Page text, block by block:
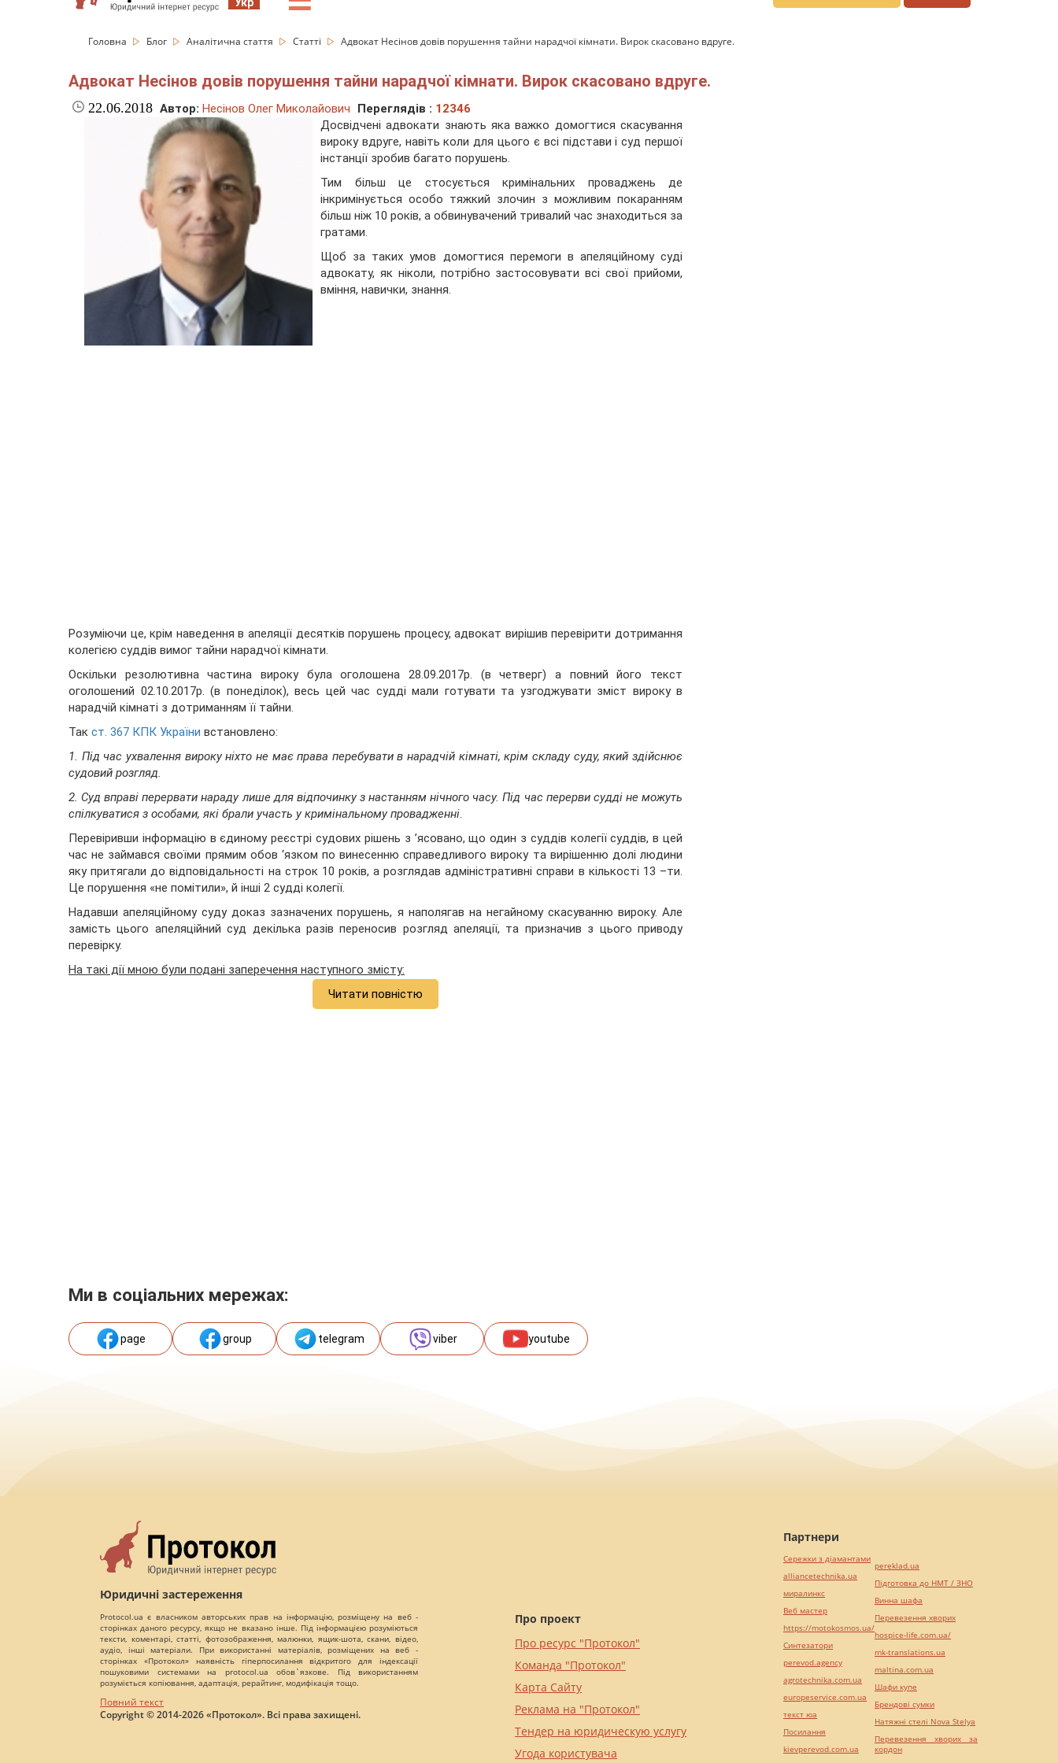
Головна Блог Аналітична стаття Статті Адвокат Несінов довів порушення тайни нарадчої кімнати. Вирок скасовано вдруге.
Адвокат Несінов довів порушення тайни нарадчої кімнати. Вирок скасовано вдруге.
22.06.2018 Автор: Несінов Олег Миколайович Переглядів : 12346
Досвідчені адвокати знають яка важко домогтися скасування
вироку вдруге, навіть коли для цього є всі підстави і суд першої
інстанції зробив багато порушень.
Тим більш це стосується кримінальних проваджень де
інкримінується особо тяжкий злочин з можливим покаранням
більш ніж 10 років, а обвинувачений тривалий час знаходиться за
гратами.
Щоб за таких умов домогтися перемоги в апеляційному суді
адвокату, як ніколи, потрібно застосовувати всі свої прийоми,
вміння, навички, знання.
Розуміючи це, крім наведення в апеляції десятків порушень процесу, адвокат вирішив перевірити дотримання
колегією суддів вимог тайни нарадчої кімнати.
Оскільки резолютивна частина вироку була оголошена 28.09.2017р. (в четверг) а повний його текст
оголошений 02.10.2017р. (в понеділок), весь цей час судді мали готувати та узгоджувати зміст вироку в
нарадчій кімнаті з дотриманням її тайни.
Так ст. 367 КПК України встановлено:
1. Під час ухвалення вироку ніхто не має права перебувати в нарадчій кімнаті, крім складу суду, який здійснює
судовий розгляд.
2. Суд вправі перервати нараду лише для відпочинку з настанням нічного часу. Під час перерви судді не можуть
спілкуватися з особами, які брали участь у кримінальному провадженні.
Перевіривши інформацію в єдиному реєстрі судових рішень з ’ясовано, що один з суддів колегії суддів, в цей
час не займався своїми прямим обов ‘язком по винесенню справедливого вироку та вирішенню долі людини
яку притягали до відповідальності на строк 10 років, а розглядав адміністративні справи в кількості 13 –ти.
Це порушення «не помітили», й інші 2 судді колегії.
Надавши апеляційному суду доказ зазначених порушень, я наполягав на негайному скасуванню вироку. Але
замість цього апеляційний суд декілька разів переносив розгляд апеляції, та призначив з цього приводу
перевірку.
На такі дії мною були подані заперечення наступного змісту:
Читати повністю
Ми в соціальних мережах:
page group telegram viber youtube
Юридичні застереження
Protocol.ua є власником авторських прав на інформацію, розміщену на веб -
сторінках даного ресурсу, якщо не вказано інше. Під інформацією розуміються
тексти, коментарі, статті, фотозображення, малюнки, ящик-шота, скани, відео,
аудіо, інші матеріали. При використанні матеріалів, розміщених на веб -
сторінках «Протокол» наявність гіперпосилання відкритого для індексації
пошуковими системами на protocol.ua обов`язкове. Під використанням
розуміється копіювання, адаптація, рерайтинг, модифікація тощо.
Повний текст
Copyright © 2014-2026 «Протокол». Всі права захищені.
Про проект
Про ресурс "Протокол"
Команда "Протокол"
Карта Сайту
Реклама на "Протокол"
Тендер на юридическую услугу
Угода користувача
Партнери
Сережки з діамантами
alliancetechnika.ua
миралинкс
Веб мастер
https://motokosmos.ua/
Синтезатори
perevod.agency
agrotechnika.com.ua
europeservice.com.ua
текст юа
Посилання
kievperevod.com.ua
pereklad.ua
Підготовка до НМТ / ЗНО
Винна шафа
Перевезення хворих
hospice-life.com.ua/
mk-translations.ua
maltina.com.ua
Шафи купе
Брендові сумки
Натяжні стелі Nova Stelya
Перевезення хворих за
кордон